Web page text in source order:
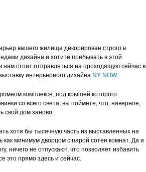
вашего жилища декорирован строго в
дизайна и хотите пребывать в этой
вам стоит отправляться на проходящую сейчас в
интерьерного дизайна NY NOW.
комплексе, под крышей которого
со всего света, вы поймете, что, наверное,
свой дом заново.
хотя бы тысячную часть из выставленных на
как минимум дворцом с парой сотен комнат. Да и
ничего не отпускают, что позволяет избавить
это прямо здесь и сейчас.